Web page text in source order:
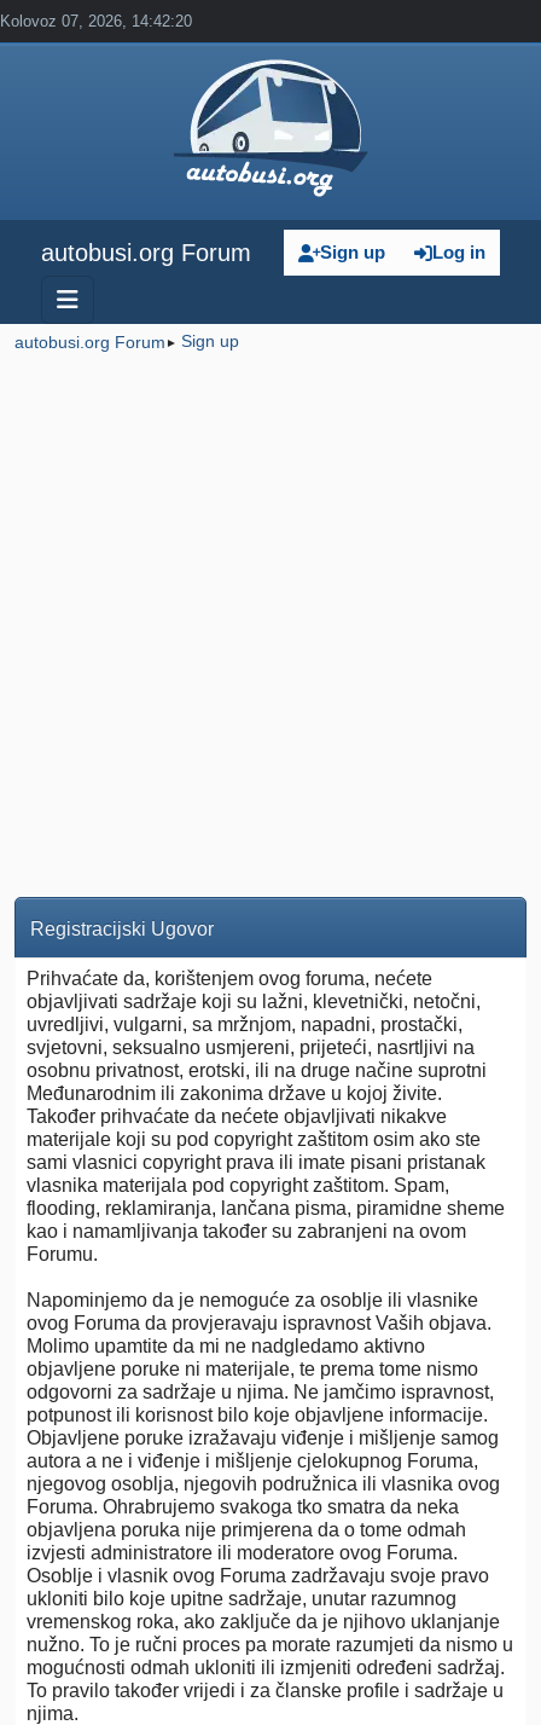
Kolovoz 07, 2026, 14:42:20
autobusi.org Forum Log in
Sign up
autobusi.org Forum ► Sign up
Registracijski Ugovor
Prihvaćate da, korištenjem ovog foruma, nećete
objavljivati sadržaje koji su lažni, klevetnički, netočni,
uvredljivi, vulgarni, sa mržnjom, napadni, prostački,
svjetovni, seksualno usmjereni, prijeteći, nasrtljivi na
osobnu privatnost, erotski, ili na druge načine suprotni
Međunarodnim ili zakonima države u kojoj živite.
Također prihvaćate da nećete objavljivati nikakve
materijale koji su pod copyright zaštitom osim ako ste
sami vlasnici copyright prava ili imate pisani pristanak
vlasnika materijala pod copyright zaštitom. Spam,
flooding, reklamiranja, lančana pisma, piramidne sheme
kao i namamljivanja također su zabranjeni na ovom
Forumu.
Napominjemo da je nemoguće za osoblje ili vlasnike
ovog Foruma da provjeravaju ispravnost Vaših objava.
Molimo upamtite da mi ne nadgledamo aktivno
objavljene poruke ni materijale, te prema tome nismo
odgovorni za sadržaje u njima. Ne jamčimo ispravnost,
potpunost ili korisnost bilo koje objavljene informacije.
Objavljene poruke izražavaju viđenje i mišljenje samog
autora a ne i viđenje i mišljenje cjelokupnog Foruma,
njegovog osoblja, njegovih podružnica ili vlasnika ovog
Foruma. Ohrabrujemo svakoga tko smatra da neka
objavljena poruka nije primjerena da o tome odmah
izvjesti administratore ili moderatore ovog Foruma.
Osoblje i vlasnik ovog Foruma zadržavaju svoje pravo
ukloniti bilo koje upitne sadržaje, unutar razumnog
vremenskog roka, ako zaključe da je njihovo uklanjanje
nužno. To je ručni proces pa morate razumjeti da nismo u
mogućnosti odmah ukloniti ili izmjeniti određeni sadržaj.
To pravilo također vrijedi i za članske profile i sadržaje u
njima.